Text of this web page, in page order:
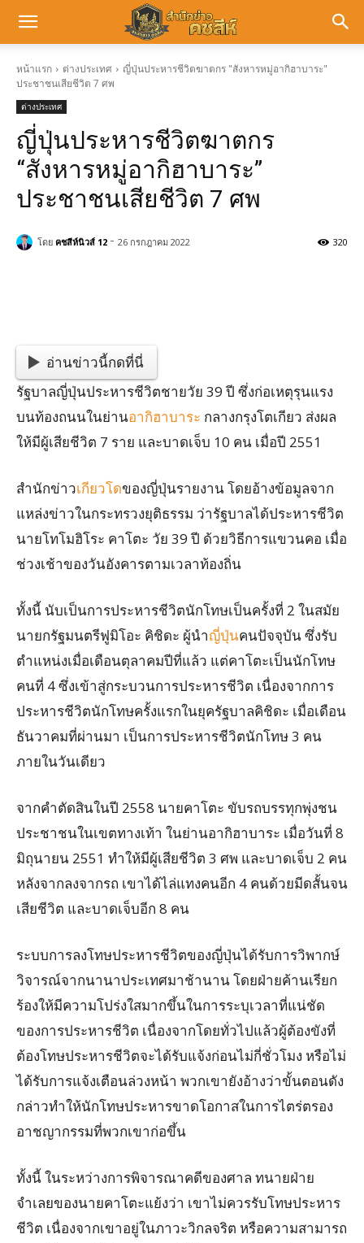
หน้าแรก ต่างประเทศ
ญี่ปุ่นประหารชีวิตฆาตกร "สังหารหมู่อากิฮาบาระ"
ประชาชนเสียชีวิต 7 ศพ
ต่างประเทศ
ญี่ปุ่นประหารชีวิตฆาตกร
“สังหารหมู่อากิฮาบาระ”
ประชาชนเสียชีวิต 7 ศพ
320
โดย คชสีห์นิวส์ 12 - 26 กรกฎาคม 2022
อ่านข่าวนี้กดที่นี่
รัฐบาลญี่ปุ่นประหารชีวิตชายวัย 39 ปี ซึ่งก่อเหตุรุนแรง
บนท้องถนนในย่านอากิฮาบาระ กลางกรุงโตเกียว ส่งผล
ให้มีผู้เสียชีวิต 7 ราย และบาดเจ็บ 10 คน เมื่อปี 2551
สำนักข่าวเกียวโดของญี่ปุ่นรายงาน โดยอ้างข้อมูลจาก
แหล่งข่าวในกระทรวงยุติธรรม ว่ารัฐบาลได้ประหารชีวิต
นายโทโมฮิโระ คาโตะ วัย 39 ปี ด้วยวิธีการแขวนคอ เมื่อ
ช่วงเช้าของวันอังคารตามเวลาท้องถิ่น
ทั้งนี้ นับเป็นการประหารชีวิตนักโทษเป็นครั้งที่ 2 ในสมัย
นายกรัฐมนตรีฟูมิโอะ คิชิดะ ผู้นำญี่ปุ่นคนปัจจุบัน ซึ่งรับ
ตำแหน่งเมื่อเดือนตุลาคมปีที่แล้ว แต่คาโตะเป็นนักโทษ
คนที่ 4 ซึ่งเข้าสู่กระบวนการประหารชีวิต เนื่องจากการ
ประหารชีวิตนักโทษครั้งแรกในยุครัฐบาลคิชิดะ เมื่อเดือน
ธันวาคมที่ผ่านมา เป็นการประหารชีวิตนักโทษ 3 คน
ภายในวันเดียว
จากคำตัดสินในปี 2558 นายคาโตะ ขับรถบรรทุกพุ่งชน
ประชาชนในเขตทางเท้า ในย่านอากิฮาบาระ เมื่อวันที่ 8
มิถุนายน 2551 ทำให้มีผู้เสียชีวิต 3 ศพ และบาดเจ็บ 2 คน
หลังจากลงจากรถ เขาได้ไล่แทงคนอีก 4 คนด้วยมีดสั้นจน
เสียชีวิต และบาดเจ็บอีก 8 คน
ระบบการลงโทษประหารชีวิตของญี่ปุ่นได้รับการวิพากษ์
วิจารณ์จากนานาประเทศมาช้านาน โดยฝ่ายค้านเรียก
ร้องให้มีความโปร่งใสมากขึ้นในการระบุเวลาที่แน่ชัด
ของการประหารชีวิต เนื่องจากโดยทั่วไปแล้วผู้ต้องขังที่
ต้องโทษประหารชีวิตจะได้รับแจ้งก่อนไม่กี่ชั่วโมง หรือไม่
ได้รับการแจ้งเตือนล่วงหน้า พวกเขายังอ้างว่าขั้นตอนดัง
กล่าวทำให้นักโทษประหารขาดโอกาสในการไตร่ตรอง
อาชญากรรมที่พวกเขาก่อขึ้น
ทั้งนี้ ในระหว่างการพิจารณาคดีของศาล ทนายฝ่าย
จำเลยของนายคาโตะแย้งว่า เขาไม่ควรรับโทษประหาร
ชีวิต เนื่องจากเขาอยู่ในภาวะวิกลจริต หรือความสามารถ